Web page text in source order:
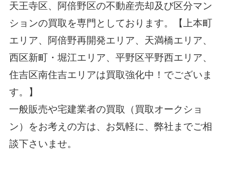
天王寺区、阿倍野区の不動産売却及び区分マン
ションの買取を専門としております。【上本町
エリア、阿倍野再開発エリア、天満橋エリア、
西区新町・堀江エリア、平野区平野西エリア、
住吉区南住吉エリアは買取強化中！でございま
す。】
一般販売や宅建業者の買取（買取オークショ
ン）をお考えの方は、お気軽に、弊社までご相
談下さいませ。